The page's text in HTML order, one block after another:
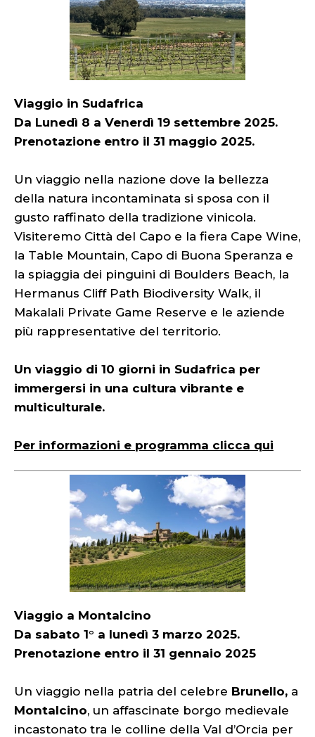
Viaggio in Sudafrica
Da Lunedì 8 a Venerdì 19 settembre 2025.
Prenotazione entro il 31 maggio 2025.
Un viaggio nella nazione dove la bellezza
della natura incontaminata si sposa con il
gusto raffinato della tradizione vinicola.
Visiteremo Città del Capo e la fiera Cape Wine,
la Table Mountain, Capo di Buona Speranza e
la spiaggia dei pinguini di Boulders Beach, la
Hermanus Cliff Path Biodiversity Walk, il
Makalali Private Game Reserve e le aziende
più rappresentative del territorio.
Un viaggio di 10 giorni in Sudafrica per
immergersi in una cultura vibrante e
multiculturale.
Per informazioni e programma clicca qui
Viaggio a Montalcino
Da sabato 1° a lunedì 3 marzo 2025.
Prenotazione entro il 31 gennaio 2025
Un viaggio nella patria del celebre Brunello, a
Montalcino, un affascinate borgo medievale
incastonato tra le colline della Val d’Orcia per